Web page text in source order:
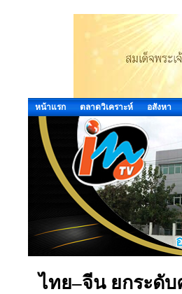
หน้าแรก ตลาดวิเคราะห์ อสังหา
ไทย–จีน ยกระดั